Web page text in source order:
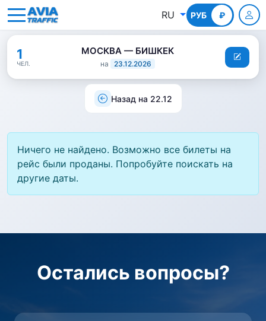
RU РУБ ₽
КГС
1
ЧЕЛ.
МОСКВА — БИШКЕК
на 23.12.2026
Назад на 22.12
Ничего не найдено. Возможно все билеты на
рейс были проданы. Попробуйте поискать на
другие даты.
Остались вопросы?